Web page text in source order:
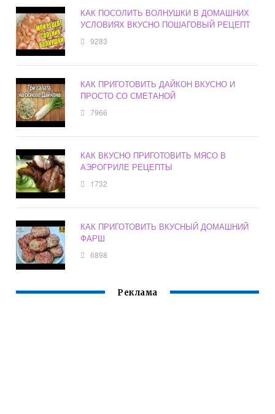
КАК ПОСОЛИТЬ ВОЛНУШКИ В ДОМАШНИХ
УСЛОВИЯХ ВКУСНО ПОШАГОВЫЙ РЕЦЕПТ
9283
КАК ПРИГОТОВИТЬ ДАЙКОН ВКУСНО И
ПРОСТО СО СМЕТАНОЙ
7966
КАК ВКУСНО ПРИГОТОВИТЬ МЯСО В
АЭРОГРИЛЕ РЕЦЕПТЫ
1732
КАК ПРИГОТОВИТЬ ВКУСНЫЙ ДОМАШНИЙ
ФАРШ
6898
Реклама